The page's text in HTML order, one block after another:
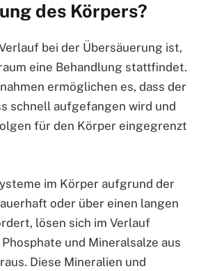
des Körpers?
bei der Übersäuerung ist,
eine Behandlung stattfindet.
ermöglichen es, dass der
schnell aufgefangen wird und
für den Körper eingegrenzt
im Körper aufgrund der
oder über einen langen
lösen sich im Verlauf
und Mineralsalze aus
Diese Mineralien und